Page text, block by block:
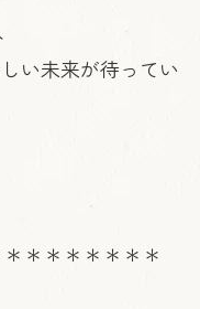
い未来が待ってい
＊＊＊＊＊＊＊